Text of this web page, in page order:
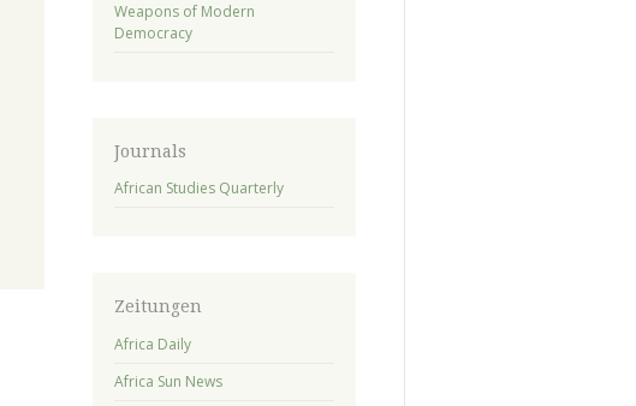
Weapons of Modern
Democracy
Journals
African Studies Quarterly
Zeitungen
Africa Daily
Africa Sun News